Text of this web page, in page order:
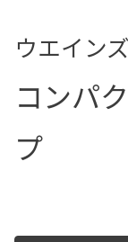
ウエイン
コンパ
プ